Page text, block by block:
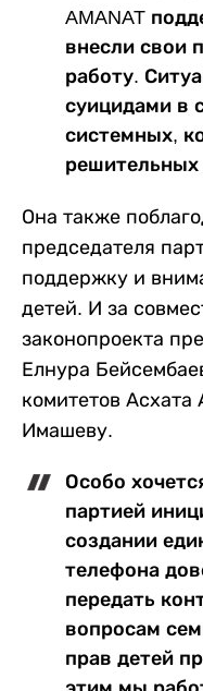
AMANAT
внесли свои
работу.
суицидами в
системных,
решительных
Она также
председателя
поддержку и
детей. И за
законопроекта
Елнура
комитетов
Имашеву.
Особо
партией
создании
телефона
передать
вопросам
прав детей